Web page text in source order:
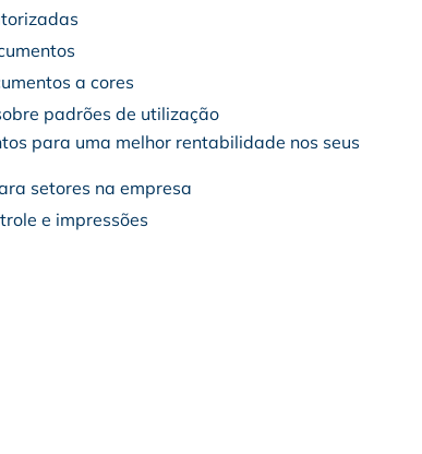
a cores
padrões de utilização
para uma melhor rentabilidade nos seus
setores na empresa
e impressões